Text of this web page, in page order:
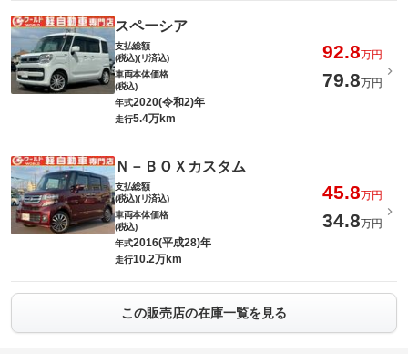
スペーシア
支払総額
(税込)(リ済込)
92.8万円
車両本体価格
(税込)
79.8万円
年式2020(令和2)年
走行5.4万km
Ｎ－ＢＯＸカスタム
支払総額
(税込)(リ済込)
45.8万円
車両本体価格
(税込)
34.8万円
年式2016(平成28)年
走行10.2万km
この販売店の在庫一覧を見る